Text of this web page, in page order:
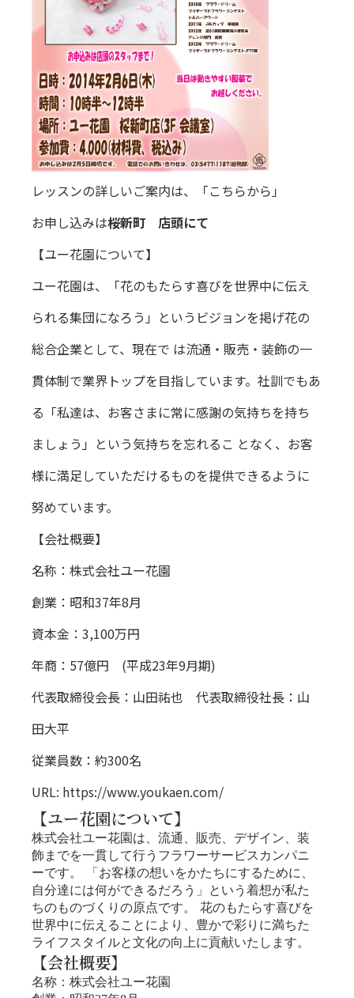
レッスンの詳しいご案内は、
「こちらから」
お申し込みは桜新町 店頭にて
【ユー花園について】
ユー花園は、「花のもたらす喜びを世界中に伝え
られる集団になろう」というビジョンを掲げ花の
総合企業として、現在で は流通・販売・装飾の一
貫体制で業界トップを目指しています。社訓でもあ
る「私達は、お客さまに常に感謝の気持ちを持ち
ましょう」という気持ちを忘れるこ となく、お客
様に満足していただけるものを提供できるように
努めています。
【会社概要】
名称：株式会社ユー花園
創業：昭和37年8月
資本金：3,100万円
年商：57億円 (平成23年9月期)
代表取締役会長：山田祐也 代表取締役社長：山
田大平
従業員数：約300名
URL: https://www.youkaen.com/
【ユー花園について】
株式会社ユー花園は、流通、販売、デザイン、装
飾までを一貫して行うフラワーサービスカンパニ
ーです。 「お客様の想いをかたちにするために、
自分達には何ができるだろう」という着想が私た
ちのものづくりの原点です。 花のもたらす喜びを
世界中に伝えることにより、豊かで彩りに満ちた
ライフスタイルと文化の向上に貢献いたします。
【会社概要】
名称：株式会社ユー花園